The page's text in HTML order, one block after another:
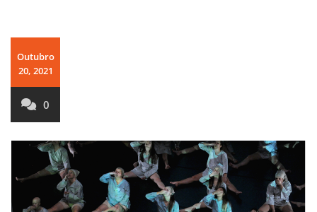
Outubro
20, 2021
0